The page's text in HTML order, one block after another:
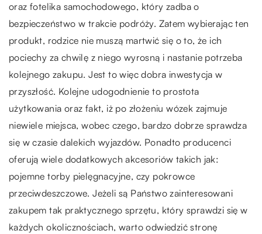
oraz fotelika samochodowego, który zadba o
bezpieczeństwo w trakcie podróży. Zatem wybierając ten
produkt, rodzice nie muszą martwić się o to, że ich
pociechy za chwilę z niego wyrosną i nastanie potrzeba
kolejnego zakupu. Jest to więc dobra inwestycja w
przyszłość. Kolejne udogodnienie to prostota
użytkowania oraz fakt, iż po złożeniu wózek zajmuje
niewiele miejsca, wobec czego, bardzo dobrze sprawdza
się w czasie dalekich wyjazdów. Ponadto producenci
oferują wiele dodatkowych akcesoriów takich jak:
pojemne torby pielęgnacyjne, czy pokrowce
przeciwdeszczowe. Jeżeli są Państwo zainteresowani
zakupem tak praktycznego sprzętu, który sprawdzi się w
każdych okolicznościach, warto odwiedzić stronę